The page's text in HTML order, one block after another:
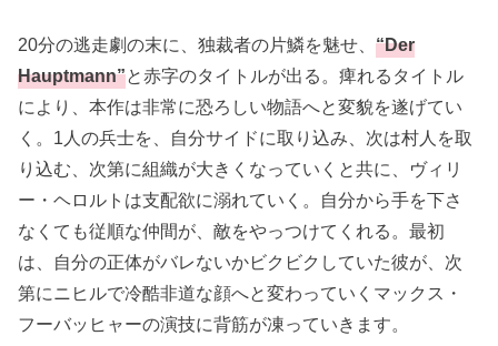
20分の逃走劇の末に、独裁者の片鱗を魅せ、“Der
Hauptmann”と赤字のタイトルが出る。痺れるタイトル
により、本作は非常に恐ろしい物語へと変貌を遂げてい
く。1人の兵士を、自分サイドに取り込み、次は村人を取
り込む、次第に組織が大きくなっていくと共に、ヴィリ
ー・ヘロルトは支配欲に溺れていく。自分から手を下さ
なくても従順な仲間が、敵をやっつけてくれる。最初
は、自分の正体がバレないかビクビクしていた彼が、次
第にニヒルで冷酷非道な顔へと変わっていくマックス・
フーバッヒャーの演技に背筋が凍っていきます。